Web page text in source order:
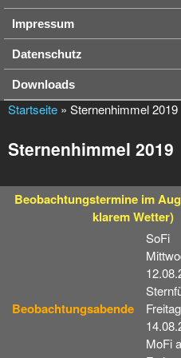
Impressum
Datenschutz
Downloads
Startseite » Sternenhimmel 2019
Sternenhimmel 2019
Beobachtungstermine im
klarem Wetter)
Beobachtungsabende
SoFi
MoFi